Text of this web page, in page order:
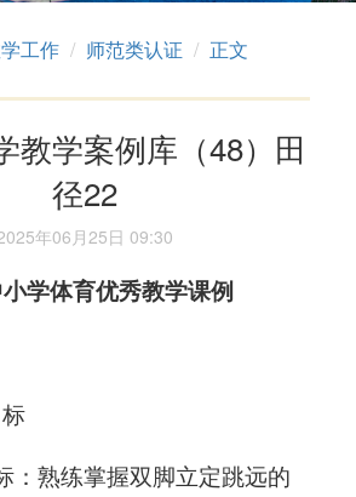
工作 师范类认证 正文
教学案例库（48）田
径22
年06月25日 09:30
学体育优秀教学课例
：熟练掌握双脚立定跳远的